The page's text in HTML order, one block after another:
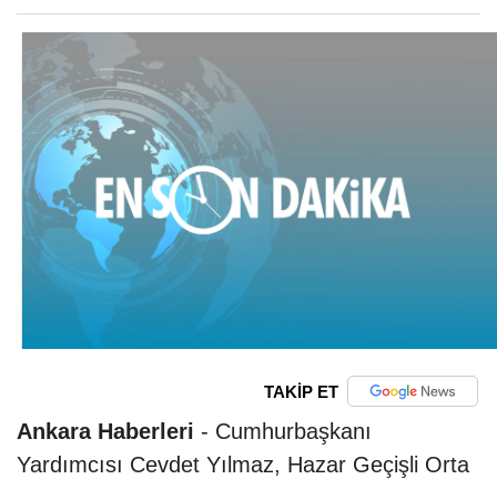
TAKİP ET
Ankara Haberleri - Cumhurbaşkanı
Yardımcısı Cevdet Yılmaz, Hazar Geçişli Orta